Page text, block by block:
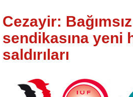
Cezayir:
sendikasına yeni
saldırıları